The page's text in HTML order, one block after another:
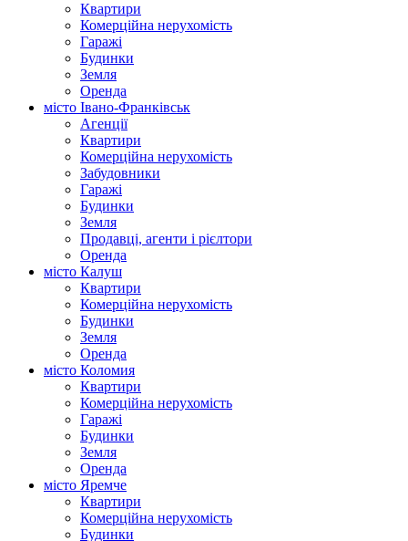
Квартири
Комерційна нерухомість
Гаражі
Будинки
Земля
Оренда
місто Івано-Франківськ
Агенції
Квартири
Комерційна нерухомість
Забудовники
Гаражі
Будинки
Земля
Продавці, агенти і рієлтори
Оренда
місто Калуш
Квартири
Комерційна нерухомість
Будинки
Земля
Оренда
місто Коломия
Квартири
Комерційна нерухомість
Гаражі
Будинки
Земля
Оренда
місто Яремче
Квартири
Комерційна нерухомість
Будинки